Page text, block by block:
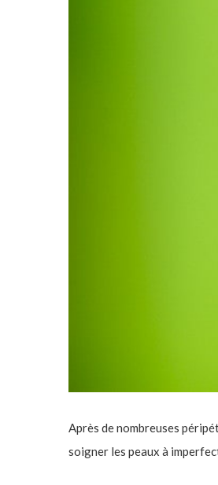
Après de nombreuses
soigner les peaux à